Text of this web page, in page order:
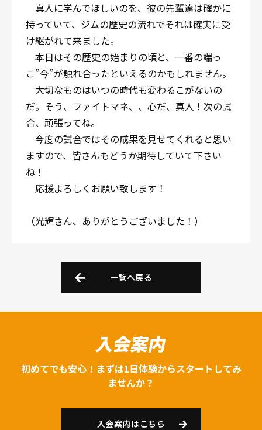
真人に学んでほしいのを、彼の先輩達は確かに
持っていて、ジムの歴史の流れでそれは確実に受
け継がれて来ました。
本日はその歴史の始まりの頃と、一番の端っ
こ”今”が触れ合ったといえるのかもしれません。
大切なものはいつの時代も変わるこがないの
だ。そう、 ファイトマネ、、心だ、真人！次の試
合、頑張ってね。
今度の試合ではその成果を見せてくれると思い
ますので、皆さんもどうか期待していて下さい
ね！
応援よろしくお願い致します！
（光輝さん、ありがとうございました！）
一覧へ戻る
入会案内
初めてでも安心！まずは1日体験からスタートしてみ
ませんか？
入会案内はこちら